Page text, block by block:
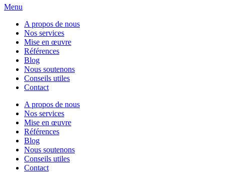
Menu
A propos de nous
Nos services
Mise en œuvre
Références
Blog
Nous soutenons
Conseils utiles
Contact
A propos de nous
Nos services
Mise en œuvre
Références
Blog
Nous soutenons
Conseils utiles
Contact